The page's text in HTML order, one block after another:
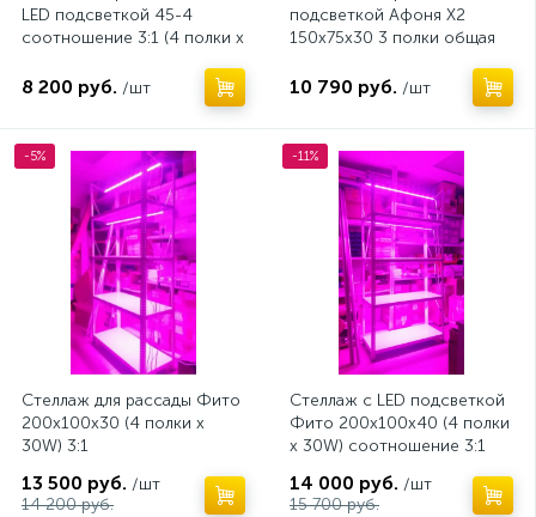
LED подсветкой 45-4
соотношение 3:1 (4 полки х
8 200 руб. /шт
подсветкой Афоня X2
150x75x30 3 полки общая
10 790 руб. /шт
-5%
Стеллаж для рассады Фито
200х100х30 (4 полки х
30W) 3:1
13 500 руб. /шт
14 200 руб.
-11%
Стеллаж с LED подсветкой
Фито 200х100х40 (4 полки
х 30W) соотношение 3:1
14 000 руб. /шт
15 700 руб.